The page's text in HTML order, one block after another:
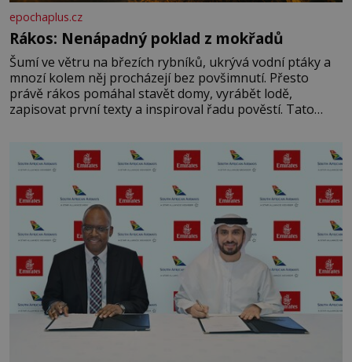
epochaplus.cz
Rákos: Nenápadný poklad z mokřadů
Šumí ve větru na březích rybníků, ukrývá vodní ptáky a
mnozí kolem něj procházejí bez povšimnutí. Přesto
právě rákos pomáhal stavět domy, vyrábět lodě,
zapisovat první texty a inspiroval řadu pověstí. Tato
letního koupání. Stačí se však podívat